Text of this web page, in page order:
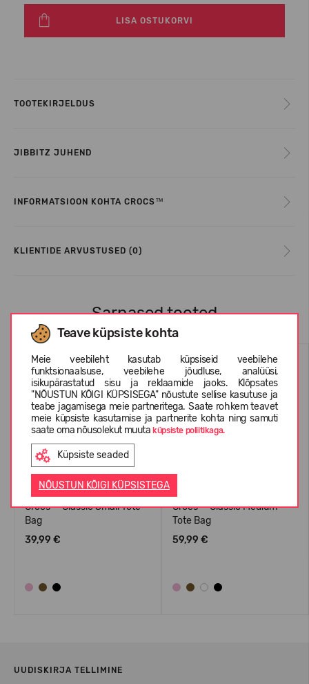
Teave küpsiste kohta
Meie veebileht kasutab küpsiseid veebilehe
funktsionaalsuse, veebilehe jõudluse, analüüsi,
isikupärastatud sisu ja reklaamide jaoks. Klõpsates
"NÕUSTUN KÕIGI KÜPSISEGA" nõustute sellise kasutuse ja
teabe jagamisega meie partneritega. Saate rohkem teavet
meie küpsiste kasutamise ja partnerite kohta ning samuti
saate oma nõusolekut muutaküpsiste poliitikaga.
Küpsiste seaded
NÕUSTUN KÕIGI KÜPSISTEGA
LISA OSTUKORVI
TOOTEKIRJELDUS
JIBBITZ JUHEND
INFORMATSIOON KOHTA CROCS™
KLIENTIDE ARVUSTUSED (0)
Sarnased tooted
Crocs™ Classic Small Tote
Bag
39,99 €
Crocs™ Classic Medium
Tote Bag
59,99 €
UUDISKIRJA TELLIMINE